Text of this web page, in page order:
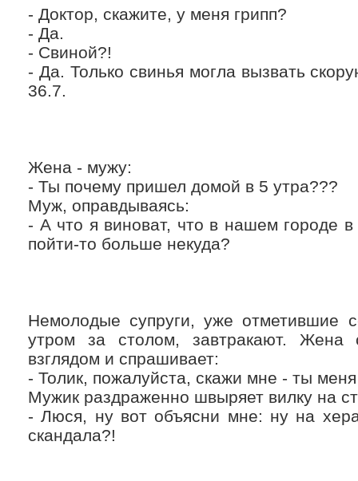
- Доктор, скажите, у меня грипп?
- Да.
- Свиной?!
- Да. Только свинья могла вызвать
36.7.
Жена - мужу:
- Ты почему пришел домой в 5 утра???
Муж, оправдываясь:
- А что я виноват, что в нашем городе
пойти-то больше некуда?
Немолодые супруги, уже отметившие
утром за столом, завтракают. Жена
взглядом и спрашивает:
- Толик, пожалуйста, скажи мне - ты
Мужик раздраженно швыряет вилку на
- Люся, ну вот объясни мне: ну на
скандала?!